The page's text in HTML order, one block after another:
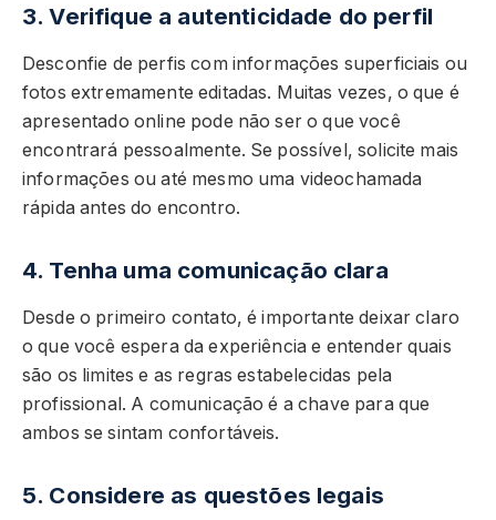
3. Verifique a autenticidade do perfil
Desconfie de perfis com informações superficiais ou
fotos extremamente editadas. Muitas vezes, o que é
apresentado online pode não ser o que você
encontrará pessoalmente. Se possível, solicite mais
informações ou até mesmo uma videochamada
rápida antes do encontro.
4. Tenha uma comunicação clara
Desde o primeiro contato, é importante deixar claro
o que você espera da experiência e entender quais
são os limites e as regras estabelecidas pela
profissional. A comunicação é a chave para que
ambos se sintam confortáveis.
5. Considere as questões legais